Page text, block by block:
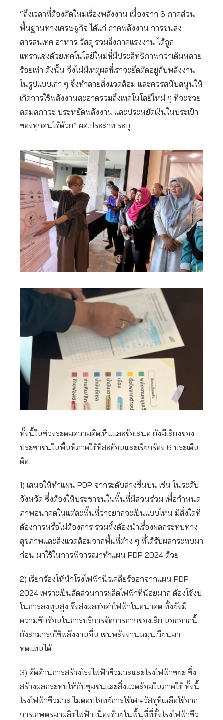
“ถึงเวลาที่ต้องคิดใหม่เรื่องพลังงาน เนื่องจาก 6 ภาคส่วน
พื้นฐานทางเศรษฐกิจ ได้แก่ ภาคพลังงาน การขนส่ง
สารสนเทศ อาหาร วัสดุ รวมถึงภาคแรงงาน ได้ถูก
แทรกแซงด้วยเทคโนโลยีใหม่ที่มีประสิทธิภาพกว่าเดิมหลาย
ร้อยเท่า ดังนั้น จึงไม่มีเหตุผลที่เราจะยึดติดอยู่กับพลังงาน
ในรูปแบบเก่า ๆ ซึ่งทำลายสิ่งแวดล้อม และควรสนับสนุนให้
เกิดการใช้พลังงานสะอาดรวมถึงเทคโนโลยีใหม่ ๆ ที่จะช่วย
ลดมลภาวะ ประหยัดพลังงาน และประหยัดเงินในประเป๋า
ของทุกคนได้ด้วย” ผศ.ประสาท ระบุ
ทั้งนี้ในช่วงระดมความคิดเห็นและข้อเสนอ ยังมีเสียงของ
ประชาชนในพื้นที่ภาคใต้ที่สะท้อนและเรียกร้อง 6 ประเด็น
คือ
1) เสนอให้ทำแผน PDP จากระดับล่างขึ้นบน เช่น ในระดับ
จังหวัด ซึ่งต้องให้ประชาชนในพื้นที่มีส่วนร่วม เพื่อกำหนด
ภาพอนาคตในแต่ละพื้นที่ว่าอยากจะเป็นแบบไหน มีสิ่งใดที่
ต้องการหรือไม่ต้องการ รวมทั้งต้องนำเรื่องผลกระทบทาง
สุขภาพและสิ่งแวดล้อมจากพื้นที่ต่าง ๆ ที่ได้รับผลกระทบมา
ก่อน มาใช้ในการพิจารณาทำแผน PDP 2024 ด้วย
2) เรียกร้องให้นำโรงไฟฟ้านิวเคลียร์ออกจากแผน PDP
2024 เพราะเป็นสัดส่วนการผลิตไฟฟ้าที่น้อยมาก ต้องใช้งบ
ในการลงทุนสูง ซึ่งส่งผลต่อค่าไฟฟ้าในอนาคต ทั้งยังมี
ความซับซ้อนในการบริการจัดการกากของเสีย นอกจากนี้
ยังสามารถใช้พลังงานอื่น เช่นพลังงานหมุนเวียนมา
ทดแทนได้
3) คัดค้านการสร้างโรงไฟฟ้าชีวมวลและโรงไฟฟ้าขยะ ซึ่ง
สร้างผลกระทบให้กับชุมชนและสิ่งแวดล้อมในภาคใต้ ทั้งนี้
โรงไฟฟ้าชีวมวล ไม่ตอบโจทย์การใช้เศษวัสดุที่เหลือใช้จาก
การเกษตรมาผลิตไฟฟ้า เนื่องด้วยในพื้นที่ที่ตั้งโรงไฟฟ้าชีว